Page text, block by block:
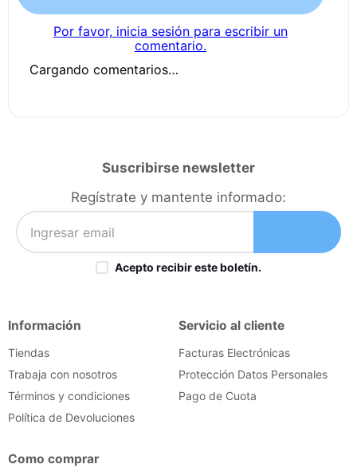
Por favor, inicia sesión para escribir un
comentario.
Cargando comentarios…
Suscribirse newsletter
Regístrate y mantente informado:
Acepto recibir este boletín.
Información
Tiendas
Trabaja con nosotros
Términos y condiciones
Política de Devoluciones
Servicio al cliente
Facturas Electrónicas
Protección Datos Personales
Pago de Cuota
Como comprar